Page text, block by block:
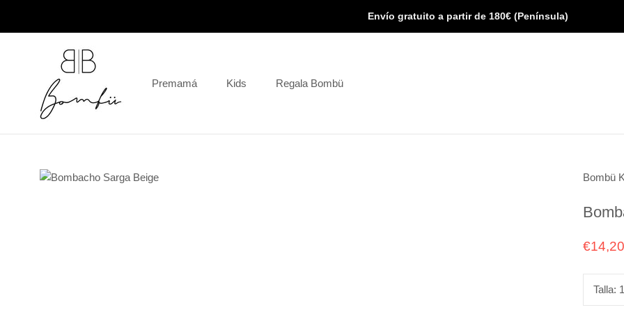
Envío gratuito a partir de 180€ (Península)
Premamá Kids Regala Bombü
Bombü
€14,20
Talla: